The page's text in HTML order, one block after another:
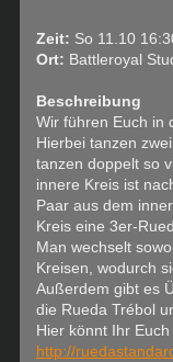
Zeit: So 11.10
Ort: Battleroyal
Beschreibung
Wir führen Euch in
Hierbei tanzen
tanzen doppelt so
innere Kreis ist
Paar aus dem
Kreis eine 3er-
Man wechselt
Kreisen, wodurch
Außerdem gibt es
die Rueda Trébol
Hier könnt Ihr
http://